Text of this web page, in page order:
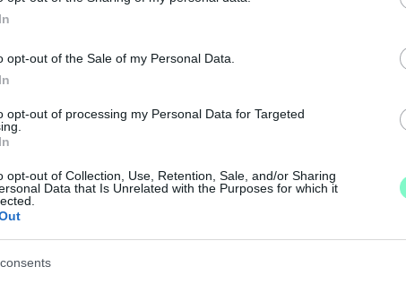
opt-out of the Sale of my Personal Data.
opt-out of processing my Personal Data for Targeted
opt-out of Collection, Use, Retention, Sale, and/or Sharing
Data that Is Unrelated with the Purposes for which it
a kőszegi önkormányzat. A cserére szükség
is javulna. A városban nem is arról van
FELKÖSZÖNTÖTTÉK A SÁRVÁRI
meg a mentők emberfeletti munkáját.
VÁLASZ NÉVEN ALAPÍTOTTAK POLITIKAI